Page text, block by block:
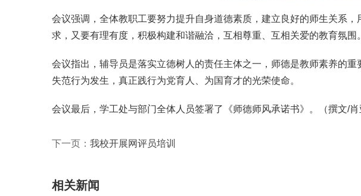
会议强调，全体教职工要努力提升自身道德素质，建立良好的师生关系
求，又要有理有度，积极构建和谐融洽，互相尊重、互相关爱的教育氛围。
会议指出，辅导员是落实立德树人的责任主体之一，师德是教师素养的
失范行为发生，真正践行为党育人、为国育才的光荣使命。
会议最后，学工处与部门全体人员签署了《师德师风承诺书》。（撰文/
下一页： 我校开展网评员培训
相关新闻